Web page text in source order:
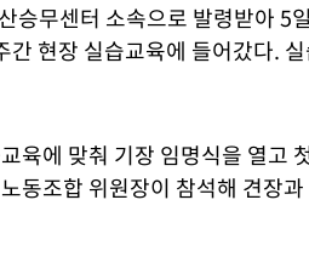
승무센터 소속으로 발령받아 5
간 현장 실습교육에 들어갔다.
육에 맞춰 기장 임명식을 열고
동조합 위원장이 참석해 견장